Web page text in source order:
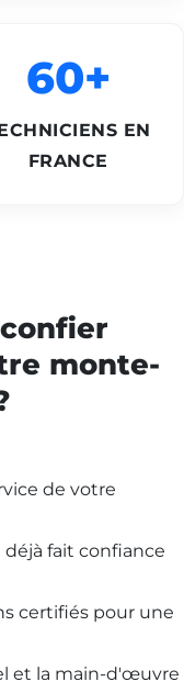
60+
EN
FRANCE
monte-
de votre
fait confiance
certifiés pour une
et la main-d'œuvre